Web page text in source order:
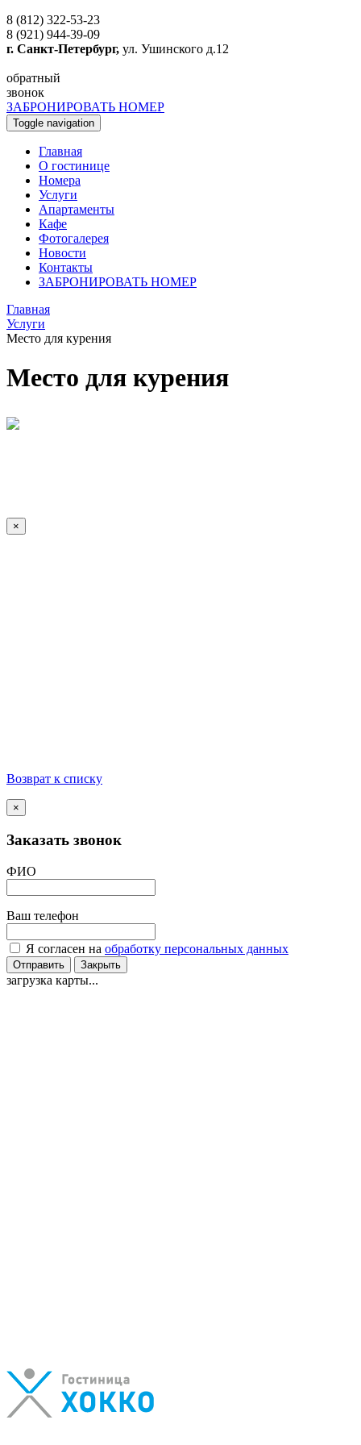
8 (812) 322-53-23
8 (921) 944-39-09
г. Санкт-Петербург, ул. Ушинского д.12
обратный
звонок
ЗАБРОНИРОВАТЬ НОМЕР
Toggle navigation
Главная
O гостинице
Номера
Услуги
Апартаменты
Кафе
Фотогалерея
Новости
Контакты
ЗАБРОНИРОВАТЬ НОМЕР
Главная
Услуги
Место для курения
Место для курения
×
Возврат к списку
×
Заказать звонок
ФИО
Ваш телефон
Я согласен на обработку персональных данных
Отправить Закрыть
загрузка карты...